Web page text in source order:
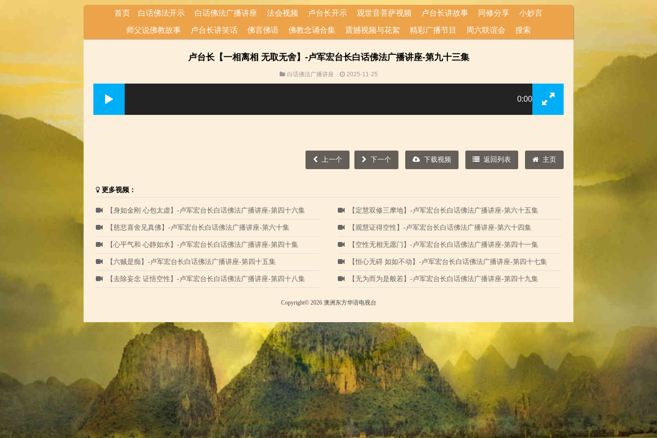
首页 白话佛法开示 白话佛法广播讲座 法会视频 卢台长开示 观世音菩萨视频 卢台长讲故事 同修分享 小妙言
师父说佛教故事 卢台长讲笑话 佛言佛语 佛教念诵合集 震撼视频与花絮 精彩广播节目 周六联谊会 搜索
卢台长【一相离相 无取无舍】-卢军宏台长白话佛法广播讲座-第九十三集
白话佛法广播讲座 2025-11-25
0:00
上一个 下一个 下载视频 返回列表 主页
更多视频：
【身如金刚 心包太虚】-卢军宏台长白话佛法广播讲座-第四十六集 【定慧双修三摩地】-卢军宏台长白话佛法广播讲座-第六十五集
【慈悲喜舍见真佛】-卢军宏台长白话佛法广播讲座-第六十集 【观慧证得空性】-卢军宏台长白话佛法广播讲座-第六十四集
【心平气和 心静如水】-卢军宏台长白话佛法广播讲座-第四十集 【空性无相无愿门】-卢军宏台长白话佛法广播讲座-第四十一集
【六贼是痴】-卢军宏台长白话佛法广播讲座-第四十五集 【恒心无碍 如如不动】-卢军宏台长白话佛法广播讲座-第四十七集
【去除妄念 证悟空性】-卢军宏台长白话佛法广播讲座-第四十八集 【无为而为是般若】-卢军宏台长白话佛法广播讲座-第四十九集
Copyright© 2026 澳洲东方华语电视台